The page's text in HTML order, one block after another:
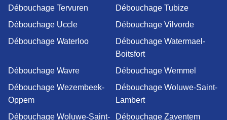
Débouchage Tervuren
Débouchage Tubize
Débouchage Uccle
Débouchage Vilvorde
Débouchage Waterloo
Débouchage Watermael-
Boitsfort
Débouchage Wavre
Débouchage Wemmel
Débouchage Wezembeek-
Oppem
Débouchage Woluwe-Saint-
Lambert
Débouchage Woluwe-Saint-
Débouchage Zaventem